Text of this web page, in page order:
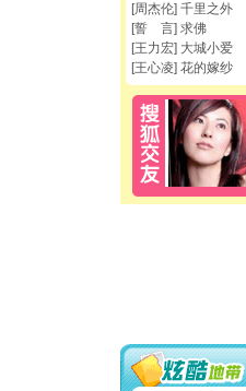
[周杰伦] 千里之外
[誓 言] 求佛
[王力宏] 大城小爱
[王心凌] 花的嫁纱